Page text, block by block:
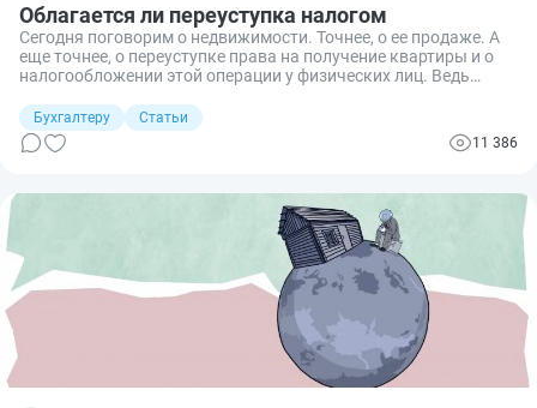
Облагается ли переуступка налогом
Сегодня поговорим о недвижимости. Точнее, о ее продаже. А
еще точнее, о переуступке права на получение квартиры и о
налогообложении этой операции у физических лиц. Ведь
Бухгалтеру
Статьи
11 386